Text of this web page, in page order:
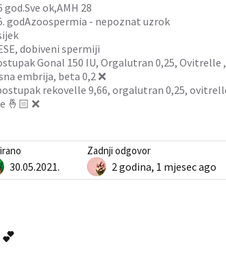
30.05.2021.
Zadnji odgovor
2 godina, 1 mjesec ago
god.Sve ok,AMH 28
godAzoospermia - nepoznat uzrok
dobiveni spermiji
Gonal 150 IU, Orgalutran 0,25,
embrija, beta 0,2 ❌
rekovelle 9,66, orgalutran 0,25,
🤞🏻 ❌